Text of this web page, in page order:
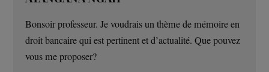
Bonsoir professeur. Je voudrais un thème de mémoire en
droit bancaire qui est pertinent et d’actualité. Que pouvez
vous me proposer?